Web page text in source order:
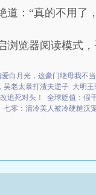
道：“真的不用了
浏览器阅读模式
爱白月光，这豪门继母我不
吴老太暴打渣夫逆子 大明王
追死对头！
全球贬值：假
七零：清冷美人被冷硬糙汉